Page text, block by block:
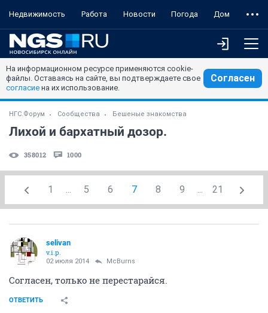
Недвижимость Работа Новости Погода Дом
На информационном ресурсе применяются cookie-
файлы. Оставаясь на сайте, вы подтверждаете свое
согласие на их использование.
Согласен
НГС.Форум Сообщества Бешеные знакомства
Лихой и бархатный дозор.
358012 1000
1 ... 5 6 7 8 9 ... 21
selivan
v.i.p.
02 июля 2014 McBurns
Согласен, только не перестарайся.
ОТВЕТИТЬ